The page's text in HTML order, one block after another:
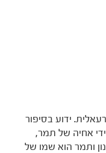
ידוע בסיפור
אחיה של תמר,
ותמר הוא שמו של